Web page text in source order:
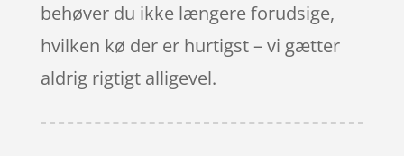
behøver du ikke længere forudsige,
hvilken kø der er hurtigst – vi gætter
aldrig rigtigt alligevel.